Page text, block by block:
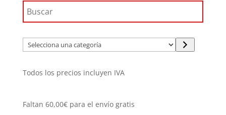
Selecciona
una
Todos los precios incluyen IVA
Faltan 60,00€para el envío gratis